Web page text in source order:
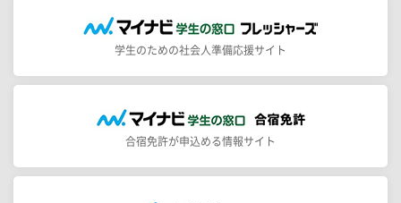
学生のための社会人準備応援サイト
合宿免許が申込める情報サイト